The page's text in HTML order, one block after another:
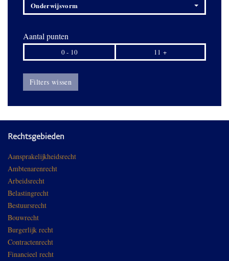
Onderwijsvorm
Aantal punten
0 - 10 11 +
Filters wissen
Rechtsgebieden
Aansprakelijkheidsrecht
Ambtenarenrecht
Arbeidsrecht
Belastingrecht
Bestuursrecht
Bouwrecht
Burgerlijk recht
Contractenrecht
Financieel recht